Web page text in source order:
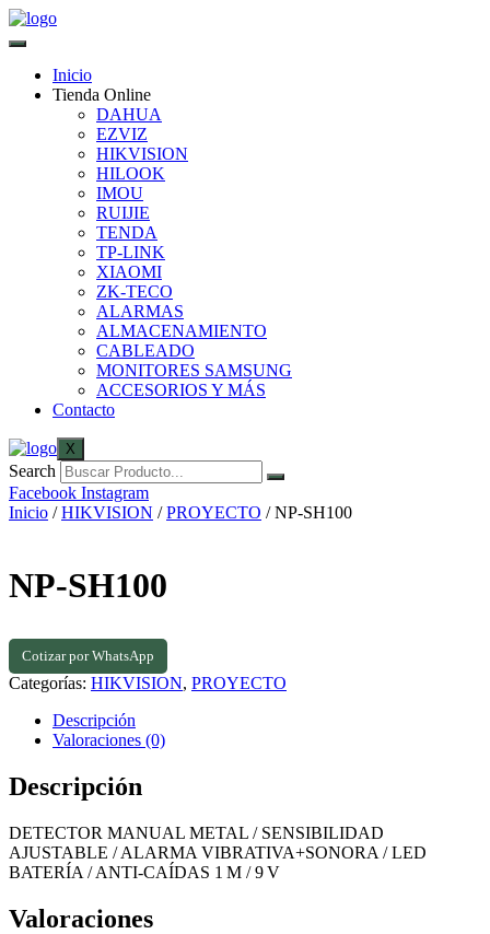
Inicio
Tienda Online
DAHUA
EZVIZ
HIKVISION
HILOOK
IMOU
RUIJIE
TENDA
TP-LINK
XIAOMI
ZK-TECO
ALARMAS
ALMACENAMIENTO
CABLEADO
MONITORES SAMSUNG
ACCESORIOS Y MÁS
Contacto
X
Search
Facebook Instagram
Inicio /HIKVISION /PROYECTO / NP-SH100
NP-SH100
Cotizar por WhatsApp
Categorías: HIKVISION, PROYECTO
Descripción
Valoraciones (0)
Descripción
DETECTOR MANUAL METAL / SENSIBILIDAD
AJUSTABLE / ALARMA VIBRATIVA+SONORA / LED
BATERÍA / ANTI‑CAÍDAS 1 M / 9 V
Valoraciones